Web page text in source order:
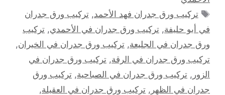
الوسوم
تركيب ورق جدران فهد الأحمد,تركيب ورق جدران
في أبو حليفة, تركيب ورق جدران في الأحمدي, تركيب
ورق جدران في الجليعة, تركيب ورق جدران في الخيران,
تركيب ورق جدران في الرقة, تركيب ورق جدران في
الزور , تركيب ورق جدران في الصباحية, تركيب ورق
جدران في الظهر , تركيب ورق جدران في العقيلة,